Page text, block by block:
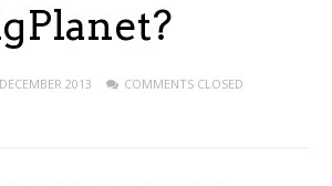
2013
COMMENTS CLOSED